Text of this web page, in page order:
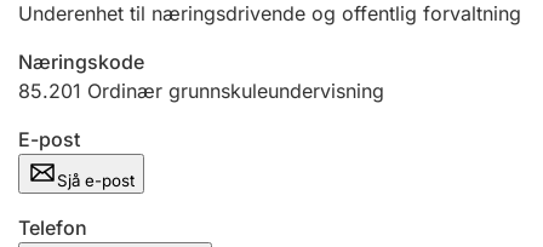
Underenhet til næringsdrivende og offentlig forvaltning
Næringskode
85.201 Ordinær grunnskuleundervisning
E-post
Sjå e-post
Telefon